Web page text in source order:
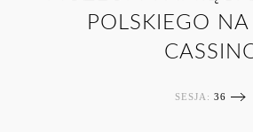
POLSKIEGO
SESJA: 36